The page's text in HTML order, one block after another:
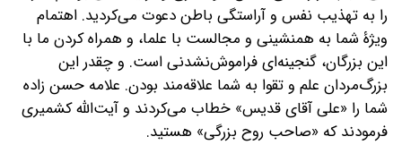
را به تهذیب نفس و آراستگی باطن دعوت می‌کردید. اهتمام
ویژۀ شما به همنشینی و مجالست با علما، و همراه کردن ما با
این بزرگان، گنجینه‌ای فراموش‌نشدنی است. و چقدر این
بزرگ‌مردان علم و تقوا به شما علاقه‌مند بودن. علامه حسن‌ زاده
شما را «علی آقای قدیس» خطاب می‌کردند و ‌آیت‌الله کشمیری
فرمودند که «صاحب روح بزرگی» هستید.